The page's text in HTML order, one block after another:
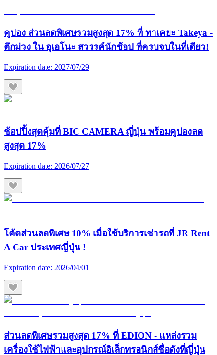
คูปอง ส่วนลดพิเศษรวมสูงสุด 17% ที่ ทาเคยะ Takeya -
ตึกม่วง ใน อุเอโนะ สวรรค์นักช้อป ที่ครบจบในที่เดียว!
Expiration date: 2027/07/29
ช้อปปิ้งสุดคุ้มที่ BIC CAMERA ญี่ปุ่น พร้อมคูปองลด
สูงสุด 17%
Expiration date: 2026/07/27
โค้ดส่วนลดพิเศษ 10% เมื่อใช้บริการเช่ารถที่ JR Rent
A Car ประเทศญี่ปุ่น !
Expiration date: 2026/04/01
ส่วนลดพิเศษรวมสูงสุด 17% ที่ EDION - แหล่งรวม
เครื่องใช้ไฟฟ้าและอุปกรณ์อิเล็กทรอนิกส์ชื่อดังที่ญี่ปุ่น